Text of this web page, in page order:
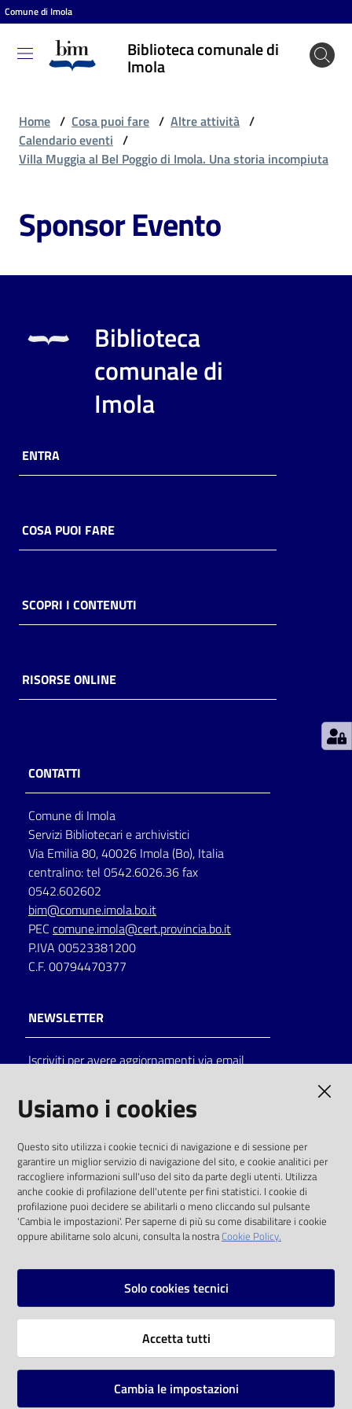
Vai al contenuto
Vai alla navigazione
Vai al footer
Comune di Imola
Biblioteca comunale di
Imola
Biblioteca
comunale
Cosa
fare
Scopri
online
Piani
Decentrate
Seguici
su
on line
Eventi
Chiedi al
bibliotecario
Avvisi
Home / Cosa puoi fare / Altre attività /
Calendario eventi /
Villa Muggia al Bel Poggio di Imola. Una storia incompiuta
Sponsor Evento
Biblioteca
comunale di
Imola
ENTRA
COSA PUOI FARE
SCOPRI I CONTENUTI
RISORSE ONLINE
CONTATTI
Comune di Imola
Servizi Bibliotecari e archivistici
Via Emilia 80, 40026 Imola (Bo), Italia
centralino: tel 0542.6026.36 fax
0542.602602
bim@comune.imola.bo.it
PEC comune.imola@cert.provincia.bo.it
P.IVA 00523381200
C.F. 00794470377
NEWSLETTER
Iscriviti per avere aggiornamenti via email
solo alle condizioni previste dalla direttiva
comunitaria 2003/98/CE e dal d.lgs. 36/2006
SOCIAL
Instagram
Vai alla pagina
Usiamo i cookies
Questo sito utilizza i cookie tecnici di navigazione e di sessione per
garantire un miglior servizio di navigazione del sito, e cookie analitici per
raccogliere informazioni sull'uso del sito da parte degli utenti. Utilizza
anche cookie di profilazione dell'utente per fini statistici. I cookie di
profilazione puoi decidere se abilitarli o meno cliccando sul pulsante
'Cambia le impostazioni'. Per saperne di più su come disabilitare i cookie
oppure abilitarne solo alcuni, consulta la nostraCookie Policy.
Solo cookies tecnici
Accetta tutti
Cambia le impostazioni